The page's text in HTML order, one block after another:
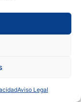
Aviso Legal